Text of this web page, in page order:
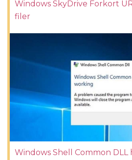
Windows SkyDrive Forkort
filer
Windows Shell Common DLL